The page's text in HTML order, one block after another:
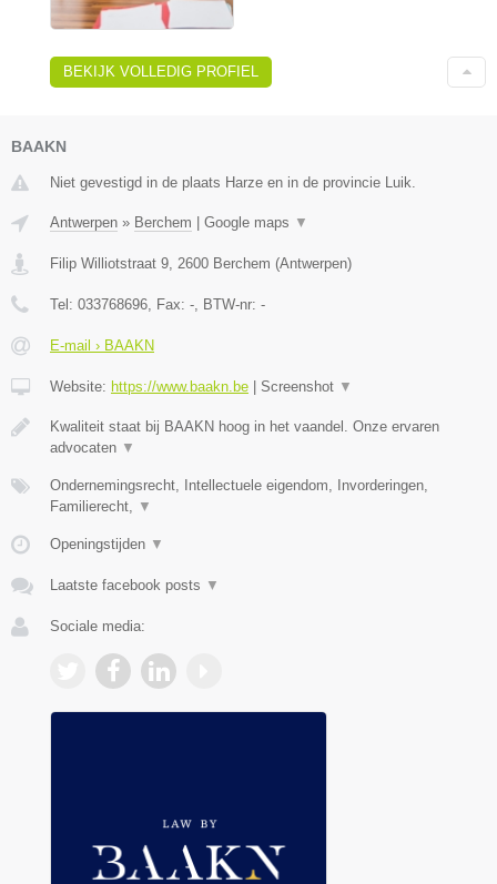
BEKIJK VOLLEDIG PROFIEL
BAAKN
Niet gevestigd in de plaats Harze en in de provincie Luik.
Antwerpen » Berchem Google maps ▼
Filip Williotstraat 9 2600 Berchem (Antwerpen)
Tel: 033768696 , Fax: - , BTW-nr: -
E-mail › BAAKN
Website: https://www.baakn.be Screenshot ▼
Kwaliteit staat bij BAAKN hoog in het vaandel. Onze ervaren
advocaten ▼
Ondernemingsrecht, Intellectuele eigendom, Invorderingen,
Familierecht,
▼
Openingstijden ▼
Laatste facebook posts ▼
Sociale media: